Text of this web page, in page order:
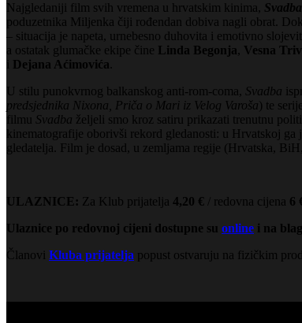
Najgledaniji film svih vremena u hrvatskim kinima, Svadba
poduzetnika Miljenka čiji rođendan dobiva nagli obrat.
– situacija je napeta, urnebesno duhovita i emotivno
a ostatak glumačke ekipe čine Linda Begonja, Vesna
i Dejana Aćimovića
U stilu punokvrnog balkanskog anti-rom-coma, Svadba
predsjednika Nixona, Priča o Mari iz Velog Varoša ) te
filmu
Svadba željeli smo kroz satiru prikazati trenutnu
kinematografije oborivši rekord gledanosti: u Hrvatskoj
gledatelja. Film je dosad, u zemljama regije (Hrvatska,
ULAZNICE: Za Klub prijatelja 4,20 € / redovna cijena 6
Ulaznice po redovnoj cijeni dostupne su online i na
Članovi Kluba prijatelja popust ostvaruju na fizičkim